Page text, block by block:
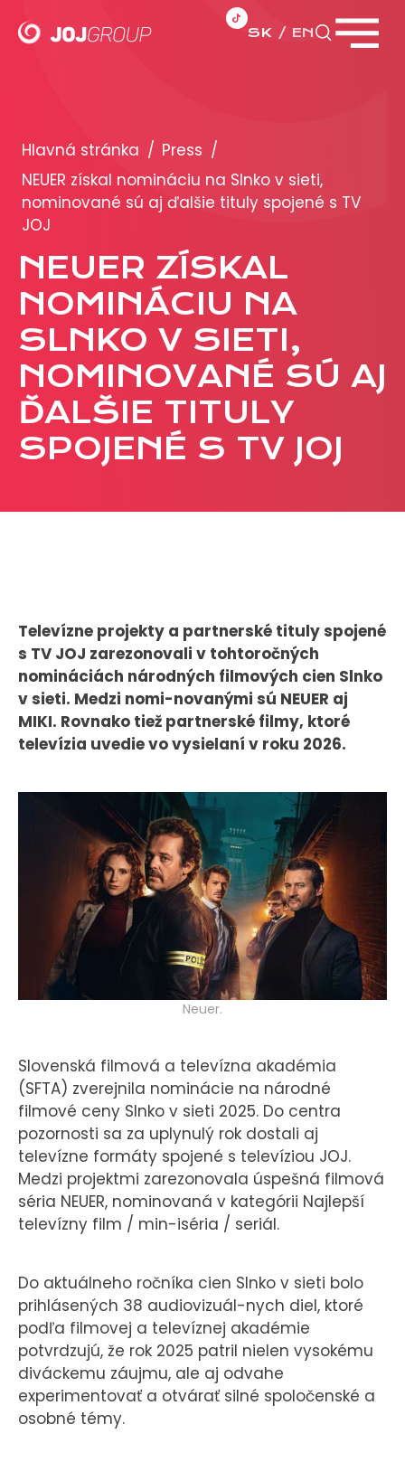
SK EN
Brandy
Produkty
PRODUKCIA
REKLAMA
Viac o reklamných formátoch
Obchodné podmienky
Prezentácia 2026
CASE STUDIES
Tím
Tlačové správy
B2B Rozhovory
VEREJNÉ VYSIELANIE MS 2026
KONTAKT
Hlavná stránka / Press /
NEUER získal nomináciu na Slnko v sieti,
nominované sú aj ďalšie tituly spojené s TV
JOJ
NEUER ZÍSKAL
NOMINÁCIU NA
SLNKO V SIETI,
NOMINOVANÉ SÚ AJ
ĎALŠIE TITULY
SPOJENÉ S TV JOJ
Televízne projekty a partnerské tituly spojené
s TV JOJ zarezonovali v tohtoročných
nomináciách národných filmových cien Slnko
v sieti. Medzi nomi-novanými sú NEUER aj
MIKI. Rovnako tiež partnerské filmy, ktoré
televízia uvedie vo vysielaní v roku 2026.
Neuer.
Slovenská filmová a televízna akadémia
(SFTA) zverejnila nominácie na národné
filmové ceny Slnko v sieti 2025. Do centra
pozornosti sa za uplynulý rok dostali aj
televízne formáty spojené s televíziou JOJ.
Medzi projektmi zarezonovala úspešná filmová
séria NEUER, nominovaná v kategórii Najlepší
televízny film / min-iséria / seriál.
Do aktuálneho ročníka cien Slnko v sieti bolo
prihlásených 38 audiovizuál-nych diel, ktoré
podľa filmovej a televíznej akadémie
potvrdzujú, že rok 2025 patril nielen vysokému
diváckemu záujmu, ale aj odvahe
experimentovať a otvárať silné spoločenské a
osobné témy.